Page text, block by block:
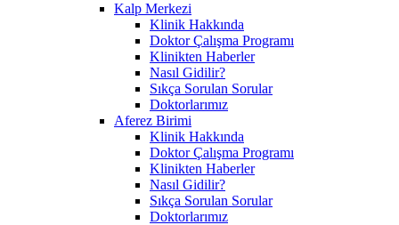
Kalp Merkezi
Klinik Hakkında
Doktor Çalışma Programı
Klinikten Haberler
Nasıl Gidilir?
Sıkça Sorulan Sorular
Doktorlarımız
Aferez Birimi
Klinik Hakkında
Doktor Çalışma Programı
Klinikten Haberler
Nasıl Gidilir?
Sıkça Sorulan Sorular
Doktorlarımız